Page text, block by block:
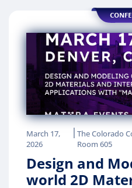
March 17,
2026
| The Colorado
Room 605
Design and
world 2D